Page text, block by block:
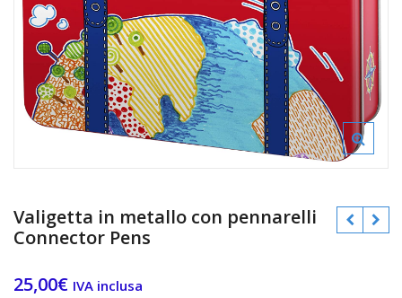
Valigetta in metallo con pennarelli
Connector Pens
25,00€ IVA inclusa